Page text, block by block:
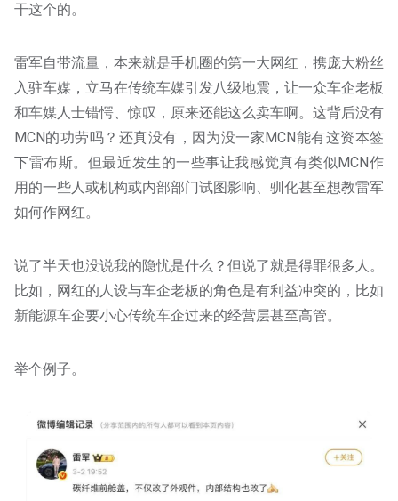
干这个的。
雷军自带流量，本来就是手机圈的第一大网红，携庞大粉丝
入驻车媒，立马在传统车媒引发八级地震，让一众车企老板
和车媒人士错愕、惊叹，原来还能这么卖车啊。这背后没有
MCN的功劳吗？还真没有，因为没一家MCN能有这资本签
下雷布斯。但最近发生的一些事让我感觉真有类似MCN作
用的一些人或机构或内部部门试图影响、驯化甚至想教雷军
如何作网红。
说了半天也没说我的隐忧是什么？但说了就是得罪很多人。
比如，网红的人设与车企老板的角色是有利益冲突的，比如
新能源车企要小心传统车企过来的经营层甚至高管。
举个例子。